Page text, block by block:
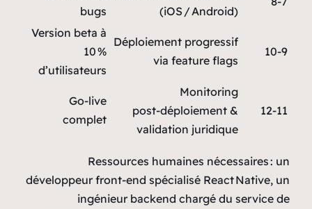
bugs
10 %
d’utilisateurs
Go‑live
complet
Ressources
développeur front‑end
ingénieur